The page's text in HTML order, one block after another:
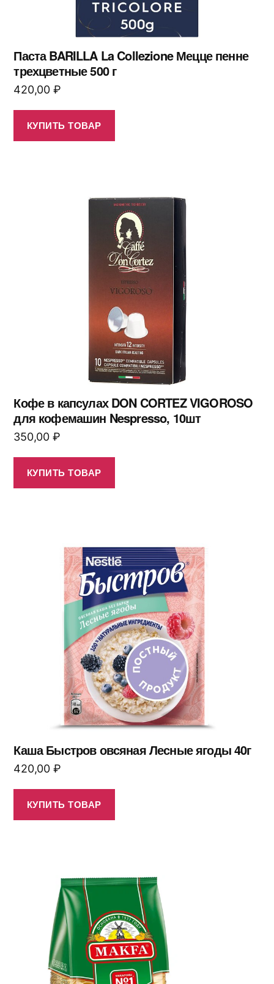
Паста BARILLA La Collezione Мецце пенне
трехцветные 500 г
420,00 ₽
КУПИТЬ ТОВАР
Кофе в капсулах DON CORTEZ VIGOROSO
для кофемашин Nespresso, 10шт
350,00 ₽
КУПИТЬ ТОВАР
Каша Быстров овсяная Лесные ягоды 40г
420,00 ₽
КУПИТЬ ТОВАР